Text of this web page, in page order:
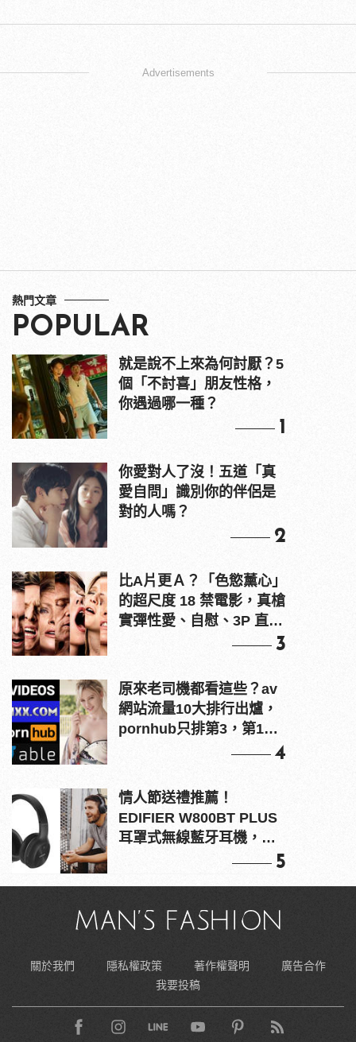
Advertisements
熱門文章
POPULAR
就是說不上來為何討厭？5
個「不討喜」朋友性格，
你遇過哪一種？
1
你愛對人了沒！五道「真
愛自問」識別你的伴侶是
對的人嗎？
2
比A片更Ａ？「色慾薰心」
的超尺度 18 禁電影，真槍
實彈性愛、自慰、3P 直接
3
原來老司機都看這些？av
網站流量10大排行出爐，
pornhub只排第3，第1名
4
情人節送禮推薦！
EDIFIER W800BT PLUS
耳罩式無線藍牙耳機，在
5
關於我們 隱私權政策 著作權聲明
廣告合作
我要投稿